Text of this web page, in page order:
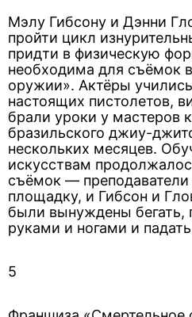
Мэлу Гибсону и Дэнни
пройти цикл
придти в физическую
необходима для съёмок
оружии». Актёры
настоящих пистолетов,
брали уроки у мастеров
бразильского джиу-
нескольких месяцев.
искусствам
съёмок —
площадку, и Гибсон и
были вынуждены бегать,
руками и ногами и
5